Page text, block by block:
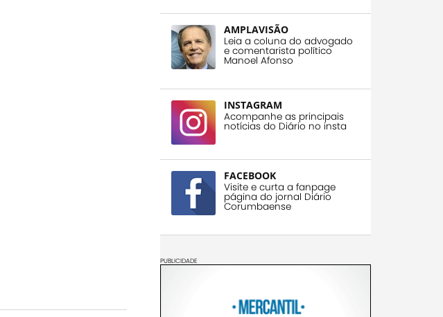
AMPLAVISÃO
Leia a coluna do advogado
e comentarista político
Manoel Afonso
INSTAGRAM
Acompanhe as principais
notícias do Diário no insta
FACEBOOK
Visite e curta a fanpage
página do jornal Diário
Corumbaense
PUBLICIDADE